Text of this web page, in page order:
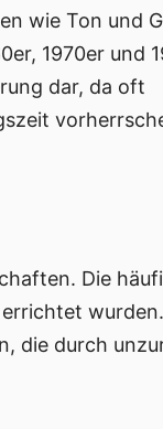
wie Ton und
1970er und
dar, da oft
Die
die durch